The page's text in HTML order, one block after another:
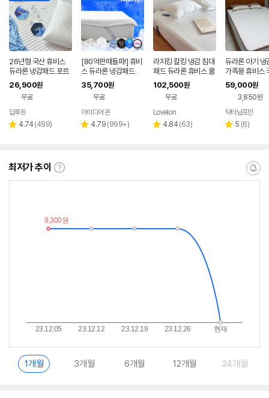
26년형 국산 휴비스
듀라론 냉감패드 포르
페 침대 매트리스 패드
고정밴드 여름 국내생
산 Q
26,900원
무료
딥루트
별 4.74 리
(499)
[80억판매돌파!] 휴비
스 듀라론 냉감패드
35,700원
무료
페이
아이디어 온
별 4.79 리
(999+)
라지킹 칼킹 냉감 침대
패드 듀라론 휴비스 쿨
102,500원
무료
페이
Lovelon
별 4.84 리
(63)
듀라론 아기 냉
가족용 휴비스
59,000원
3,850원
닥터님프만
별 5 리
(6)
최저가 추이
최
이
란?
알
1개월 3개월 6개월 12개월 24개월